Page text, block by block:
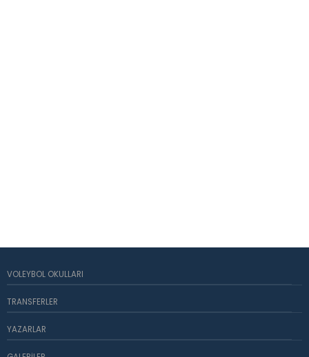
VOLEYBOL OKULLARI
TRANSFERLER
YAZARLAR